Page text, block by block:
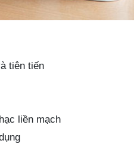
tiên tiến
liền mạch